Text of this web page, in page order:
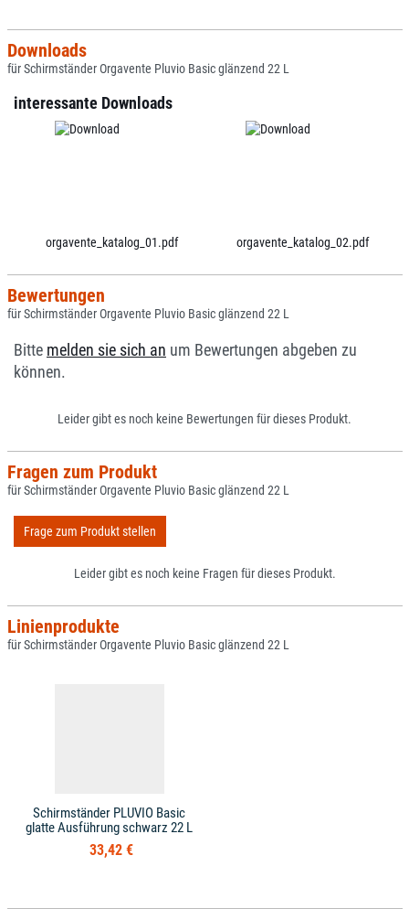
Downloads
für Schirmständer Orgavente Pluvio Basic glänzend 22 L
interessante Downloads
orgavente_katalog_01.pdf orgavente_katalog_02.pdf
Bewertungen
für Schirmständer Orgavente Pluvio Basic glänzend 22 L
Bitte melden sie sich an um Bewertungen abgeben zu
können.
Leider gibt es noch keine Bewertungen für dieses Produkt.
Fragen zum Produkt
für Schirmständer Orgavente Pluvio Basic glänzend 22 L
Frage zum Produkt stellen
Leider gibt es noch keine Fragen für dieses Produkt.
Linienprodukte
für Schirmständer Orgavente Pluvio Basic glänzend 22 L
Schirmständer PLUVIO Basic
glatte Ausführung schwarz 22 L
33,42 €